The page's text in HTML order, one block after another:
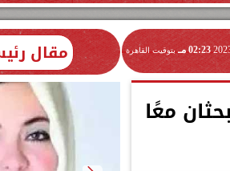
02:23 مـ بتوقيت القاهرة
معًا
مقال